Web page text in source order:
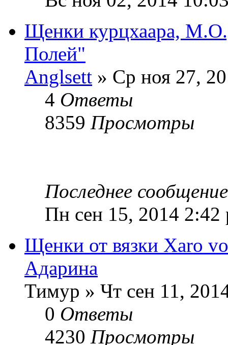
Щенки курцхаара,
Полей"
Anglsett » Ср ноя 27,
4 Ответы
8359 Просмотры
Последнее
Пн сен 15, 2014 2:42
Щенки от вязки Xaro
Адарина
Тимур » Чт сен 11,
0 Ответы
4230 Просмотры